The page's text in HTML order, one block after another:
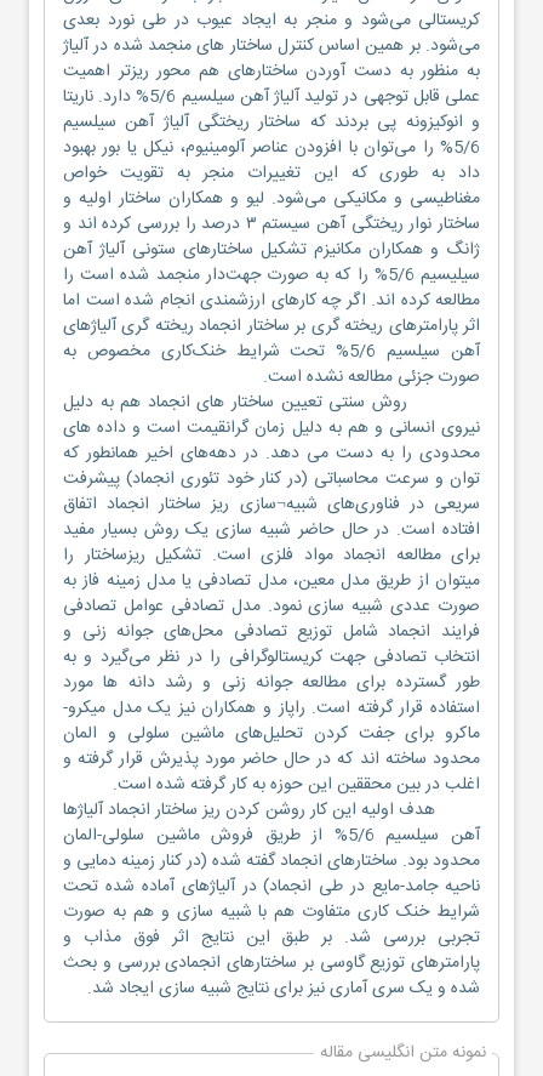
کریستالی می‌شود و منجر به ایجاد عیوب در طی نورد بعدی
می‌شود. بر همین اساس کنترل ساختار های منجمد شده در آلیاژ
به منظور به دست آوردن ساختارهای هم محور ریزتر اهمیت
عملی قابل توجهی در تولید آلیاژ آهن سیلسیم 5/6% دارد. ناریتا
و انوکیزونه پی بردند که ساختار ریختگی آلیاژ آهن سیلسیم
5/6% را می‌توان با افزودن عناصر آلومینیوم، نیکل یا بور بهبود
داد به طوری که این تغییرات منجر به تقویت خواص
مغناطیسی و مکانیکی می‌شود. لیو و همکاران ساختار اولیه و
ساختار نوار ریختگی آهن سیستم ۳ درصد را بررسی کرده اند و
ژانگ و همکاران مکانیزم تشکیل ساختارهای ستونی آلیاژ آهن
سیلیسیم 5/6% را که به صورت جهت‌دار منجمد شده است را
مطالعه کرده اند. اگر چه کارهای ارزشمندی انجام شده است اما
اثر پارامترهای ریخته گری بر ساختار انجماد ریخته گری آلیاژهای
آهن سیلسیم 5/6% تحت شرایط خنک‌کاری مخصوص به
صورت جزئی مطالعه نشده است.
روش سنتی تعیین ساختار های انجماد هم به دلیل
نیروی انسانی و هم به دلیل زمان گرانقیمت است و داده های
محدودی را به دست می دهد. در دهه‌های اخیر همانطور که
توان و سرعت محاسباتی (در کنار خود تئوری انجماد) پیشرفت
سریعی در فناوری‌های شبیه¬سازی ریز ساختار انجماد اتفاق
افتاده است. در حال حاضر شبیه سازی یک روش بسیار مفید
برای مطالعه انجماد مواد فلزی است. تشکیل ریزساختار را
میتوان از طریق مدل معین، مدل تصادفی یا مدل زمینه فاز به
صورت عددی شبیه سازی نمود. مدل تصادفی عوامل تصادفی
فرایند انجماد شامل توزیع تصادفی محل‌های جوانه زنی و
انتخاب تصادفی جهت کریستالوگرافی را در نظر می‌گیرد و به
طور گسترده برای مطالعه جوانه زنی و رشد دانه ها مورد
استفاده قرار گرفته است. راپاز و همکاران نیز یک مدل میکرو-
ماکرو برای جفت کردن تحلیل‌های ماشین سلولی و المان
محدود ساخته اند که در حال حاضر مورد پذیرش قرار گرفته و
اغلب در بین محققین این حوزه به کار گرفته شده است.
هدف اولیه این کار روشن کردن ریز ساختار انجماد آلیاژها
آهن سیلسیم 5/6% از طریق فروش ماشین سلولی-المان
محدود بود. ساختارهای انجماد گفته شده (در کنار زمینه دمایی و
ناحیه جامد-مایع در طی انجماد) در آلیاژهای آماده شده تحت
شرایط خنک کاری متفاوت هم با شبیه سازی و هم به صورت
تجربی بررسی شد. بر طبق این نتایج اثر فوق مذاب و
پارامترهای توزیع گاوسی بر ساختارهای انجمادی بررسی و بحث
شده و یک سری آماری نیز برای نتایج شبیه سازی ایجاد شد.
نمونه متن انگلیسی مقاله